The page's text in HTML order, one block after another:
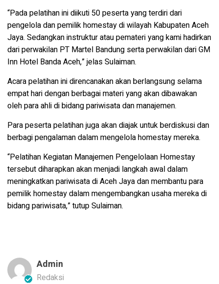
“Pada pelatihan ini diikuti 50 peserta yang terdiri dari
pengelola dan pemilik homestay di wilayah Kabupaten Aceh
Jaya. Sedangkan instruktur atau pemateri yang kami hadirkan
dari perwakilan PT Martel Bandung serta perwakilan dari GM
Inn Hotel Banda Aceh,” jelas Sulaiman.
Acara pelatihan ini direncanakan akan berlangsung selama
empat hari dengan berbagai materi yang akan dibawakan
oleh para ahli di bidang pariwisata dan manajemen.
Para peserta pelatihan juga akan diajak untuk berdiskusi dan
berbagi pengalaman dalam mengelola homestay mereka.
“Pelatihan Kegiatan Manajemen Pengelolaan Homestay
tersebut diharapkan akan menjadi langkah awal dalam
meningkatkan pariwisata di Aceh Jaya dan membantu para
pemilik homestay dalam mengembangkan usaha mereka di
bidang pariwisata,” tutup Sulaiman.
Admin
Redaksi